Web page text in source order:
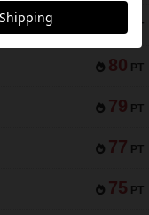
PT
80 PT
79 PT
77 PT
75 PT